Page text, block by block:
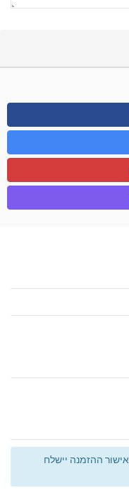
אישור ההזמנה יישלח